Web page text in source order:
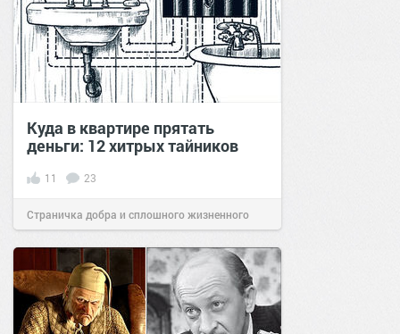
Куда в квартире прятать
деньги: 12 хитрых тайников
11 23
Страничка добра и сплошного жизненного
позитива!11:0110 янв 2021